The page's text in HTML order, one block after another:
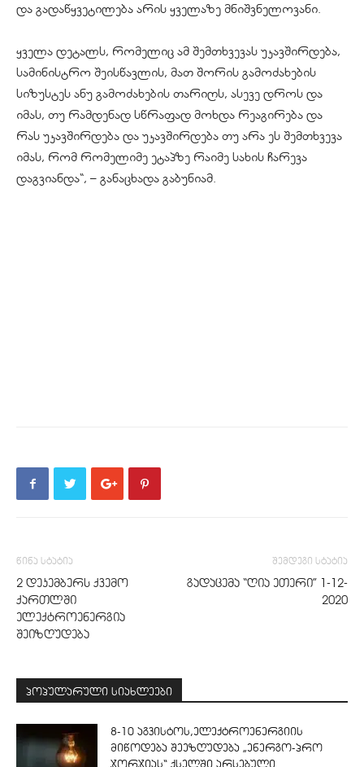
და გადაწყვეტილება არის ყველაზე მნიშვნელოვანი.
ყველა დეტალს, რომელიც ამ შემთხვევას უკავშირდება,
სამინისტრო შეისწავლის, მათ შორის გამოძახების
სიზუსტეს ანუ გამოძახების თარიღს, ასევე დროს და
იმას, თუ რამდენად სწრაფად მოხდა რეაგირება და
რას უკავშირდება და უკავშირდება თუ არა ეს შემთხვევა
იმას, რომ რომელიმე ეტაპზე რაიმე სახის ჩარევა
დაგვიანდა“, – განაცხადა გაბუნიამ.
წინა სტატია
2 დეკემბერს ქვემო
ქართლში
ელექტროენერგია
შეიზღუდება
შემდეგი სტატია
გადაცემა “ღია ეთერი” 1-12-
2020
პოპულარული სიახლეები
8-10 აგვისტოს,ელექტროენერგიის
მიწოდება შეეზღუდება „ენერგო-პრო